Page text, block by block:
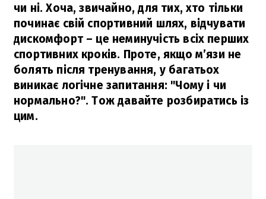
чи ні. Хоча, звичайно, для тих, хто тільки
починає свій спортивний шлях, відчувати
дискомфорт – це неминучість всіх перших
спортивних кроків. Проте, якщо м’язи не
болять після тренування, у багатьох
виникає логічне запитання: "Чому і чи
нормально?". Тож давайте розбиратись із
цим.